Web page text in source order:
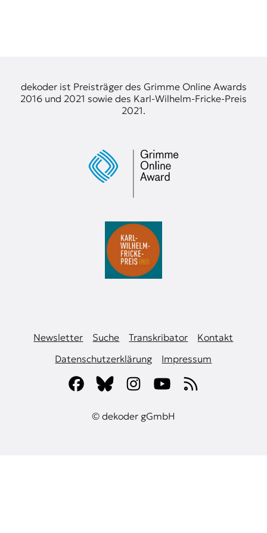
dekoder ist Preisträger des Grimme Online Awards
2016 und 2021 sowie des Karl-Wilhelm-Fricke-Preis
2021.
Newsletter Suche Transkribator
Kontakt
Datenschutzerklärung
Impressum
© dekoder gGmbH